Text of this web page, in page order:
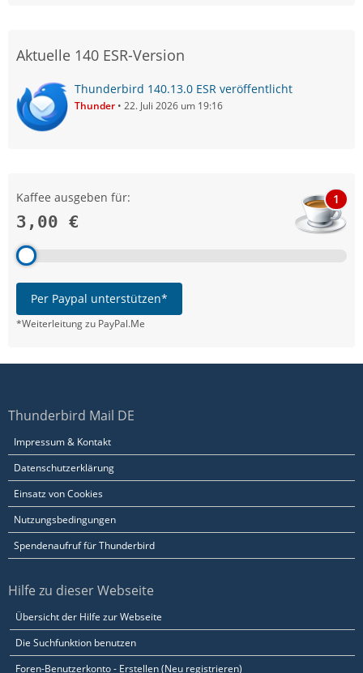
Aktuelle 140 ESR-Version
Thunderbird 140.13.0 ESR veröffentlicht
Thunder 22. Juli 2026 um 19:16
Kaffee ausgeben für:
3,00 €
1
Per Paypal unterstützen*
*Weiterleitung zu PayPal.Me
Thunderbird Mail DE
Impressum & Kontakt
Datenschutzerklärung
Einsatz von Cookies
Nutzungsbedingungen
Spendenaufruf für Thunderbird
Hilfe zu dieser Webseite
Übersicht der Hilfe zur Webseite
Die Suchfunktion benutzen
Foren-Benutzerkonto - Erstellen (Neu registrieren)